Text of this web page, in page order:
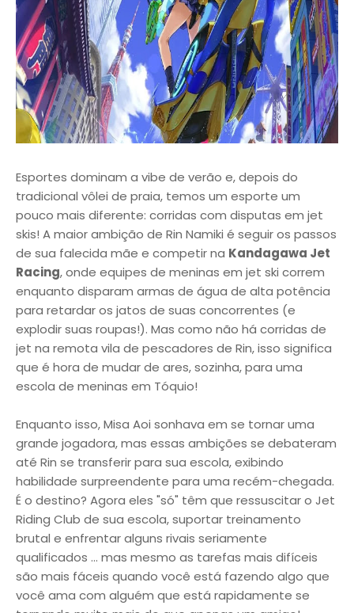
Esportes dominam a vibe de verão e, depois do
tradicional vôlei de praia, temos um esporte um
pouco mais diferente: corridas com disputas em jet
skis! A maior ambição de Rin Namiki é seguir os passos
de sua falecida mãe e competir na Kandagawa Jet
Racing, onde equipes de meninas em jet ski correm
enquanto disparam armas de água de alta potência
para retardar os jatos de suas concorrentes (e
explodir suas roupas!). Mas como não há corridas de
jet na remota vila de pescadores de Rin, isso significa
que é hora de mudar de ares, sozinha, para uma
escola de meninas em Tóquio!
Enquanto isso, Misa Aoi sonhava em se tornar uma
grande jogadora, mas essas ambições se debateram
até Rin se transferir para sua escola, exibindo
habilidade surpreendente para uma recém-chegada.
É o destino? Agora eles "só" têm que ressuscitar o Jet
Riding Club de sua escola, suportar treinamento
brutal e enfrentar alguns rivais seriamente
qualificados ... mas mesmo as tarefas mais difíceis
são mais fáceis quando você está fazendo algo que
você ama com alguém que está rapidamente se